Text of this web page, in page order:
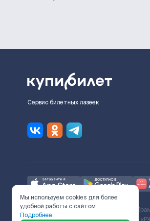
Сервис билетных лазеек
Ж/Д билеты предоставляются
Мы используем cookies для более
удобной работы с сайтом.
Подробнее